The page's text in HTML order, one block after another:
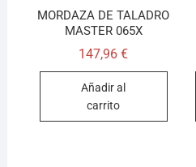
MORDAZA DE TALADRO
MASTER 065X
147,96€
Añadir al
carrito